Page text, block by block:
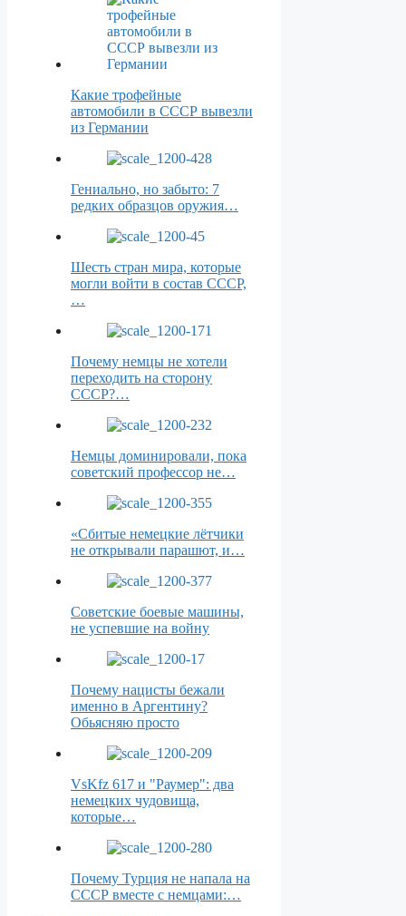
Какие трофейные
автомобили в СССР вывезли
из Германии
Гениально, но забыто: 7
редких образцов оружия…
Шесть стран мира, которые
могли войти в состав СССР,
…
Почему немцы не хотели
переходить на сторону
СССР?…
Немцы доминировали, пока
советский профессор не…
«Сбитые немецкие лётчики
не открывали парашют, и…
Советские боевые машины,
не успевшие на войну
Почему нацисты бежали
именно в Аргентину?
Обьясняю просто
VsKfz 617 и "Раумер": два
немецких чудовища,
которые…
Почему Турция не напала на
СССР вместе с немцами:…